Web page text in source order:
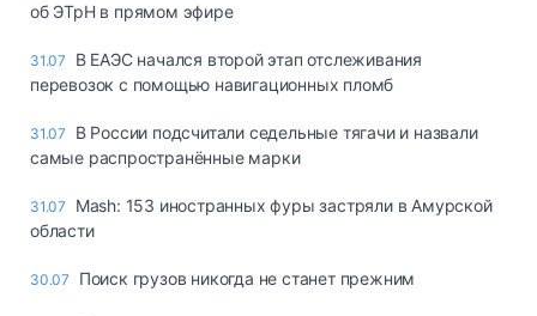
об ЭТрН в прямом эфире
31.07
В ЕАЭС начался второй этап отслеживания
перевозок с помощью навигационных пломб
31.07
В России подсчитали седельные тягачи и назвали
самые распространённые марки
31.07
Mash: 153 иностранных фуры застряли в Амурской
области
30.07 Поиск грузов никогда не станет прежним